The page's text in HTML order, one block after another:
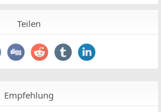
Teilen
Empfehlung